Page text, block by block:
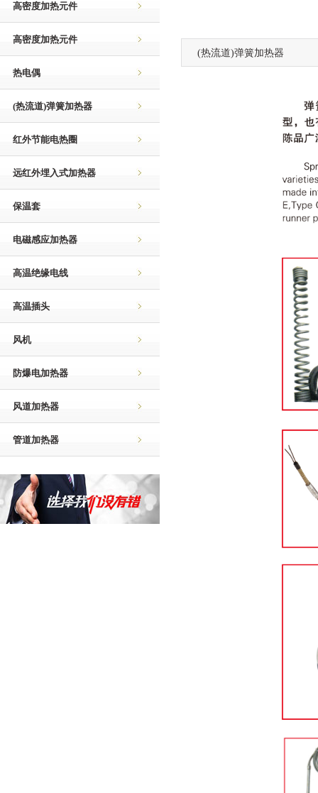
高密度加热元件
高密度加热元件
热电偶
(热流道)弹簧加热器
红外节能电热圈
远红外埋入式加热器
保温套
电磁感应加热器
高温绝缘电线
高温插头
风机
防爆电加热器
风道加热器
管道加热器
(热流道)弹簧加热器